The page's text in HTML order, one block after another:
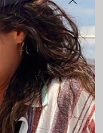
Close